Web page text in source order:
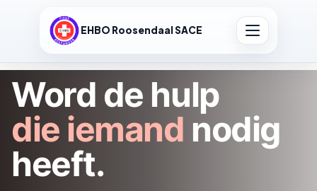
EHBO Roosendaal SACE
Word de hulp
die iemand nodig
heeft.